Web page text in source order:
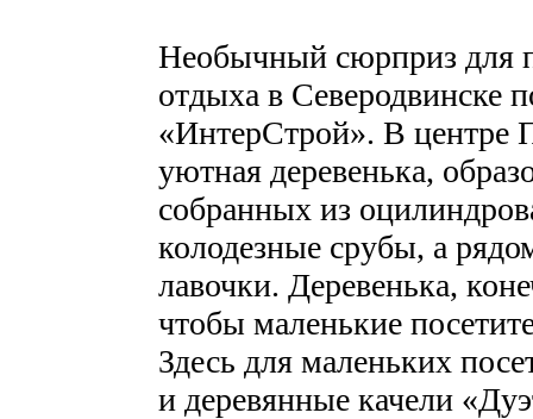
Необычный сюрприз для
отдыха в Северодвинске
«ИнтерCтрой». В центре
уютная деревенька,
собранных из
колодезные срубы, а
лавочки. Деревенька,
чтобы маленькие
Здесь для маленьких
и деревянные качели